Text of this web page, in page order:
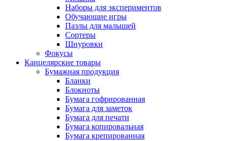
Наборы для экспериментов
Обучающие игры
Пазлы для малышей
Сортеры
Шнуровки
Фокусы
Канцелярские товары
Бумажная продукция
Бланки
Блокноты
Бумага гофрированная
Бумага для заметок
Бумага для печати
Бумага копировальная
Бумага крепированная